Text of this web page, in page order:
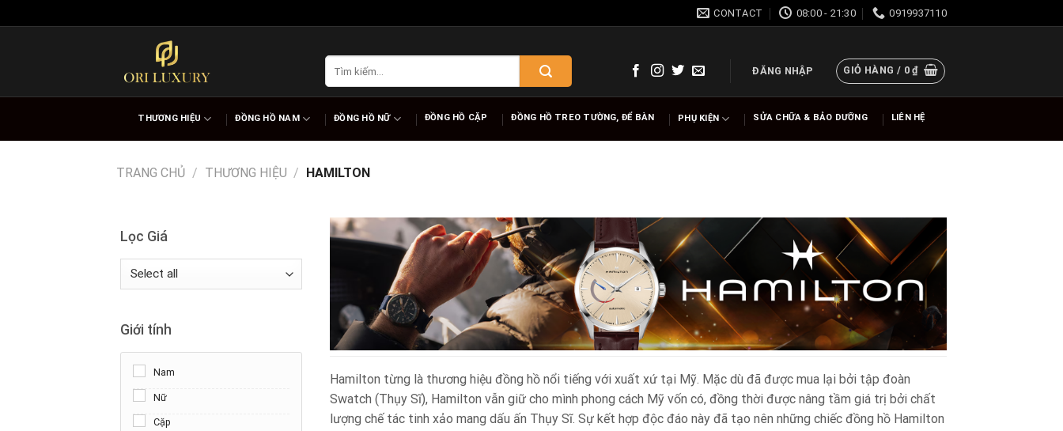
to
CONTACT 08:00 - 21:30 0919937110
ĐĂNG NHẬP GIỎ HÀNG / 0₫
THƯƠNG HIỆU ĐỒNG HỒ NAM ĐỒNG HỒ NỮ ĐỒNG HỒ CẶP ĐỒNG HỒ TREO TƯỜNG, ĐỂ BÀN PHỤ KIỆN SỬA CHỮA & BẢO DƯỠNG LIÊN HỆ
TRANG CHỦ / THƯƠNG HIỆU / HAMILTON
Lọc Giá
Giới tính
Nam
Nữ
Cặp
Hamilton từng là thương hiệu đồng hồ nổi tiếng với xuất xứ tại Mỹ. Mặc dù đã được mua lại bởi tập đoàn
Swatch (Thụy Sĩ), Hamilton vẫn giữ cho mình phong cách Mỹ vốn có, đồng thời được nâng tầm giá trị bởi chất
lượng chế tác tinh xảo mang dấu ấn Thụy Sĩ. Sự kết hợp độc đáo này đã tạo nên những chiếc đồng hồ Hamilton